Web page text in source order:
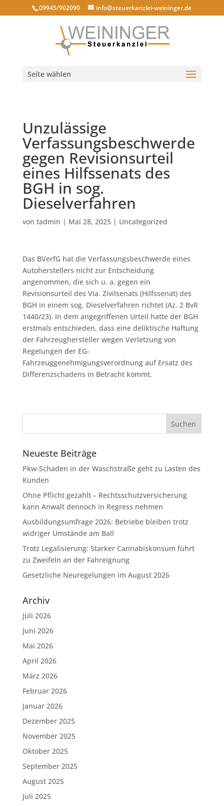
09945/902090 info@steuerkanzlei-weininger.de
Seite wählen
Unzulässige
Verfassungsbeschwerde
gegen Revisionsurteil
eines Hilfssenats des
BGH in sog.
Dieselverfahren
von tadmin | Mai 28, 2025| Uncategorized
Das BVerfG hat die Verfassungsbeschwerde eines
Autoherstellers nicht zur Entscheidung
angenommen, die sich u. a. gegen ein
Revisionsurteil des VIa. Zivilsenats (Hilfssenat) des
BGH in einem sog. Dieselverfahren richtet (Az. 2 BvR
1440/23). In dem angegriffenen Urteil hatte der BGH
erstmals entschieden, dass eine deliktische Haftung
der Fahrzeughersteller wegen Verletzung von
Regelungen der EG-
Fahrzeuggenehmigungsverordnung auf Ersatz des
Differenzschadens in Betracht kommt.
Neueste Beiträge
Pkw-Schaden in der Waschstraße geht zu Lasten des
Kunden
Ohne Pflicht gezahlt – Rechtsschutzversicherung
kann Anwalt dennoch in Regress nehmen
Ausbildungsumfrage 2026: Betriebe bleiben trotz
widriger Umstände am Ball
Trotz Legalisierung: Starker Cannabiskonsum führt
zu Zweifeln an der Fahreignung
Gesetzliche Neuregelungen im August 2026
Archiv
Juli 2026
Juni 2026
Mai 2026
April 2026
März 2026
Februar 2026
Januar 2026
Dezember 2025
November 2025
Oktober 2025
September 2025
August 2025
Juli 2025